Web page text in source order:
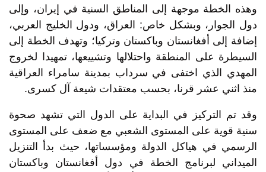
وهذه الخطة موجهة إلى المناطق السنية في إيران، وإلى
دول الجوار، وبشكل خاص: العراق، ودول الخليج العربي،
إضافة إلى أفغانستان وباكستان وتركيا؛ وتهدف الخطة إلى
السيطرة على المنطقة واحتلالها وتشييعها، تمهيدا لخروج
المهدي الذي اختفى في سرداب بمدينة سامراء العراقية
منذ اثني عشر قرنا، بحسب معتقدات شيعة آل كسرى.
وقد تم التركيز في البداية على الدول التي تشهد صحوة
سنية قوية على المستوى الشعبي مع ضعف على المستوى
الرسمي في هياكل الدولة ومؤسساتها، حيث بدأ التنزيل
الميداني لبرنامج الخطة في دول أفغانستان وباكستان